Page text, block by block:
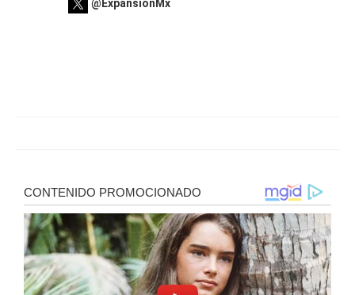
@ExpansionMx